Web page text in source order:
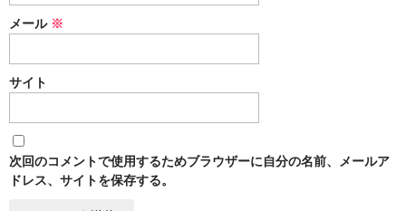
メール ※
サイト
次回のコメントで使用するためブラウザーに自分の名前、メールア
ドレス、サイトを保存する。